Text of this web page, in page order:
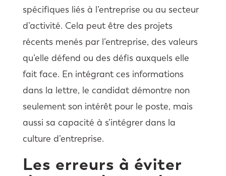
spécifiques liés à l’entreprise ou au secteur
d’activité. Cela peut être des projets
récents menés par l’entreprise, des valeurs
qu’elle défend ou des défis auxquels elle
fait face. En intégrant ces informations
dans la lettre, le candidat démontre non
seulement son intérêt pour le poste, mais
aussi sa capacité à s’intégrer dans la
culture d’entreprise.
Les erreurs à éviter